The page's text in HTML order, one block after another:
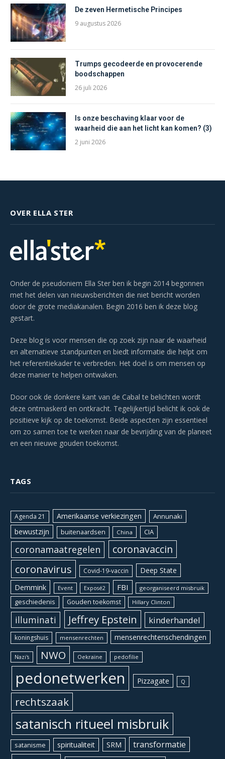
De zeven Hermetische Principes
9 augustus 2026
Trumps gecodeerde en provocerende
boodschappen
26 juli 2026
Is onze beschaving klaar voor de
waarheid die aan het licht kan komen? (3)
2 juni 2026
OVER ELLA STER
Onder de pseudoniem Ella Ster ben ik begin 2014 begonnen
met het delen van nieuwsberichten die niet bericht worden
door de grote mediakanalen. Begin 2016 ben ik deze blog
gestart.
Deze blog is voor mensen die op zoek zijn naar de waarheid
en alternatieve standpunten en biedt informatie die helpt om
het referentiekader te verbreden. Het doel is om mensen op
deze manier te helpen ontwaken.
Door ook de donkere kant van de Cabal te belichten wordt
deze ontmaskerd en ontkracht. Tegelijkertijd belicht ik ook de
positieve kijk op de toekomst. Beide aspecten zijn essentieel
om zo samen toe te werken naar de bevrijding van de planeet
en een nieuwe gouden toekomst.
TAGS
Agenda 21 Amerikaanse verkiezingen Annunaki
bewustzijn buitenaardsen China CIA
coronamaatregelen coronavaccin
coronavirus Covid-19-vaccin Deep State
Demmink Event Exposé2 FBI georganiseerd misbruik
geschiedenis Gouden toekomst Hillary Clinton
illuminati Jeffrey Epstein kinderhandel
koningshuis mensenrechten mensenrechtenschendingen
Nazi's NWO Oekraïne pedofilie
pedonetwerken Pizzagate Q
rechtszaak
satanisch ritueel misbruik
satanisme spiritualiteit SRM transformatie